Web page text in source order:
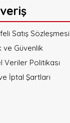
Satış Sözleşmesi
ve Güvenlik
Veriler Politikası
İptal Şartları